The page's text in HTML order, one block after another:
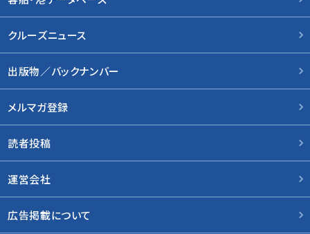
クルーズニュース
出版物／バックナンバー
メルマガ登録
読者投稿
運営会社
広告掲載について